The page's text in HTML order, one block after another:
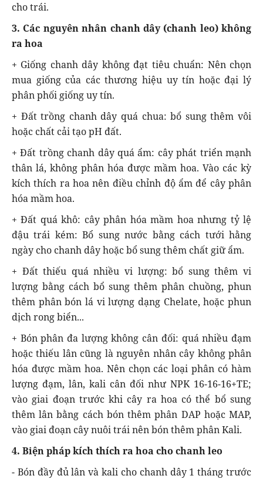
cho trái.
3. Các nguyên nhân chanh dây (chanh leo) không
ra hoa
+ Giống chanh dây không đạt tiêu chuẩn: Nên chọn
mua giống của các thương hiệu uy tín hoặc đại lý
phân phối giống uy tín.
+ Đất trồng chanh dây quá chua: bổ sung thêm vôi
hoặc chất cải tạo pH đất.
+ Đất trồng chanh dây quá ẩm: cây phát triển mạnh
thân lá, không phân hóa được mầm hoa. Vào các kỳ
kích thích ra hoa nên điều chỉnh độ ẩm để cây phân
hóa mầm hoa.
+ Đất quá khô: cây phân hóa mầm hoa nhưng tỷ lệ
đậu trái kém: Bổ sung nước bằng cách tưới hằng
ngày cho chanh dây hoặc bổ sung thêm chất giữ ẩm.
+ Đất thiếu quá nhiều vi lượng: bổ sung thêm vi
lượng bằng cách bổ sung thêm phân chuồng, phun
thêm phân bón lá vi lượng dạng Chelate, hoặc phun
dịch rong biển...
+ Bón phân đa lượng không cân đối: quá nhiều đạm
hoặc thiếu lân cũng là nguyên nhân cây không phân
hóa được mầm hoa. Nên chọn các loại phân có hàm
lượng đạm, lân, kali cân đối như NPK 16-16-16+TE;
vào giai đoạn trước khi cây ra hoa có thể bổ sung
thêm lân bằng cách bón thêm phân DAP hoặc MAP,
vào giai đoạn cây nuôi trái nên bón thêm phân Kali.
4. Biện pháp kích thích ra hoa cho chanh leo
- Bón đầy đủ lân và kali cho chanh dây 1 tháng trước